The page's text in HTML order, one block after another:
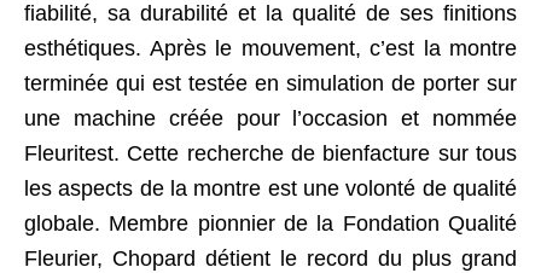
fiabilité, sa durabilité et la qualité de ses finitions
esthétiques. Après le mouvement, c’est la montre
terminée qui est testée en simulation de porter sur
une machine créée pour l’occasion et nommée
Fleuritest. Cette recherche de bienfacture sur tous
les aspects de la montre est une volonté de qualité
globale. Membre pionnier de la Fondation Qualité
Fleurier, Chopard détient le record du plus grand